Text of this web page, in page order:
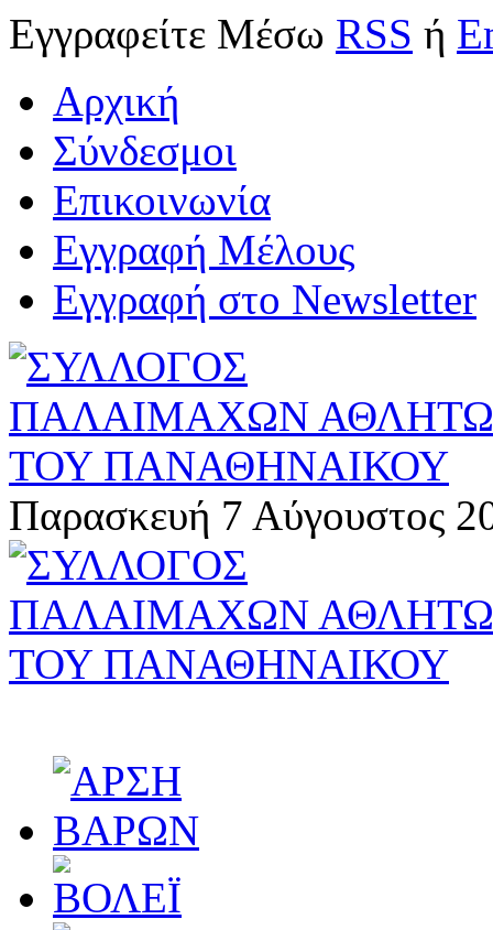
Εγγραφείτε Μέσω RSS ή
Αρχική
Σύνδεσμοι
Επικοινωνία
Εγγραφή Μέλους
Εγγραφή στο Newsletter
Παρασκευή 7 Αύγουστος